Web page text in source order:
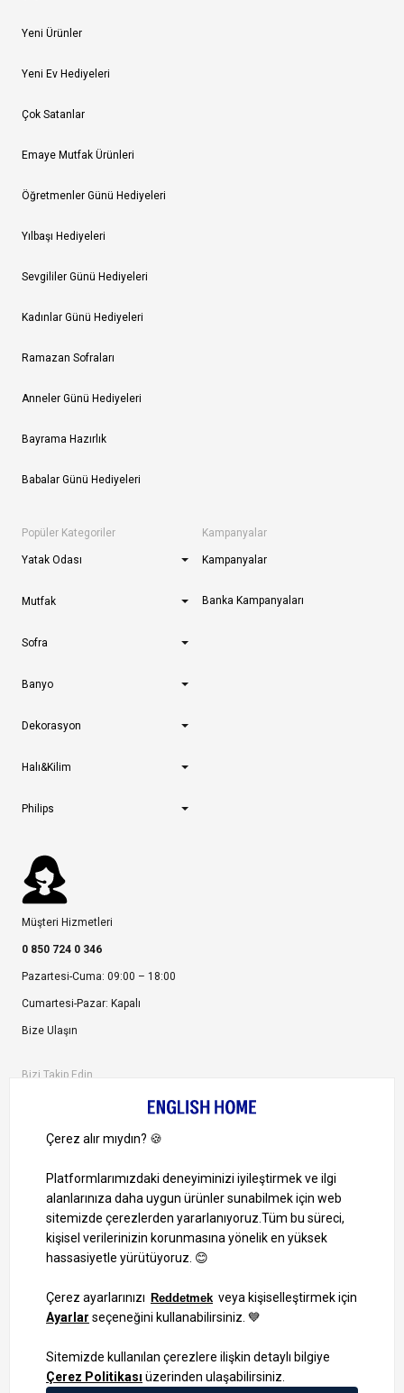
Yeni Ürünler
Yeni Ev Hediyeleri
Çok Satanlar
Emaye Mutfak Ürünleri
Öğretmenler Günü Hediyeleri
Yılbaşı Hediyeleri
Sevgililer Günü Hediyeleri
Kadınlar Günü Hediyeleri
Ramazan Sofraları
Anneler Günü Hediyeleri
Bayrama Hazırlık
Babalar Günü Hediyeleri
Popüler Kategoriler
Yatak Odası
Mutfak
Sofra
Banyo
Dekorasyon
Halı&Kilim
Philips
Kampanyalar
Kampanyalar
Banka Kampanyaları
Müşteri Hizmetleri
0 850 724 0 346
Pazartesi-Cuma: 09:00 – 18:00
Cumartesi-Pazar: Kapalı
Bize Ulaşın
Bizi Takip Edin
1000 TL ve Üzeri Alışverişlerinizde Kargo Bedava!
Bilgi Toplum Hizmetleri
KVKK Veri İşleme Politikamız
Site Haritası